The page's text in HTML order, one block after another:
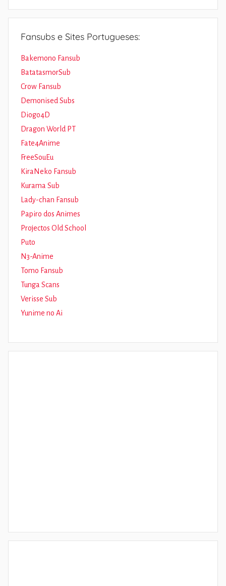
Fansubs e Sites Portugueses:
Bakemono Fansub
BatatasmorSub
Crow Fansub
Demonised Subs
Diogo4D
Dragon World PT
Fate4Anime
FreeSouEu
KiraNeko Fansub
Kurama Sub
Lady-chan Fansub
Papiro dos Animes
Projectos Old School
Puto
N3-Anime
Tomo Fansub
Tunga Scans
Verisse Sub
Yunime no Ai